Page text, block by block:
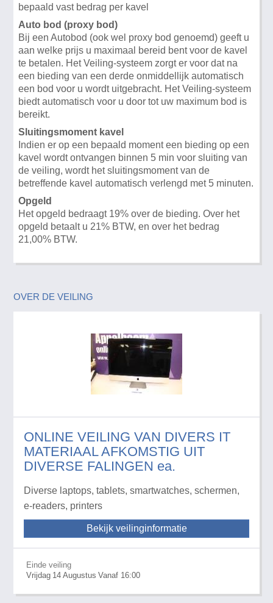
bepaald vast bedrag per kavel
Auto bod (proxy bod)
Bij een Autobod (ook wel proxy bod genoemd) geeft u
aan welke prijs u maximaal bereid bent voor de kavel
te betalen. Het Veiling-systeem zorgt er voor dat na
een bieding van een derde onmiddellijk automatisch
een bod voor u wordt uitgebracht. Het Veiling-systeem
biedt automatisch voor u door tot uw maximum bod is
bereikt.
Sluitingsmoment kavel
Indien er op een bepaald moment een bieding op een
kavel wordt ontvangen binnen 5 min voor sluiting van
de veiling, wordt het sluitingsmoment van de
betreffende kavel automatisch verlengd met 5 minuten.
Opgeld
Het opgeld bedraagt 19% over de bieding. Over het
opgeld betaalt u 21% BTW, en over het bedrag
21,00% BTW.
OVER DE VEILING
ONLINE VEILING VAN DIVERS IT
MATERIAAL AFKOMSTIG UIT
DIVERSE FALINGEN ea.
Diverse laptops, tablets, smartwatches, schermen,
e-readers, printers
Bekijk veilinginformatie
Einde veiling
Vrijdag 14 Augustus Vanaf 16:00